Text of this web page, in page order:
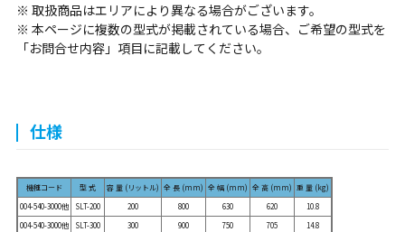
※ 取扱商品はエリアにより異なる場合がございます。
※ 本ページに複数の型式が掲載されている場合、ご希望の型式を
「お問合せ内容」項目に記載してください。
仕様
機種コード 型 式 容 量 (リットル) 全 長 (mm) 全 幅 (mm) 全 高 (mm) 重 量 (kg)
004-540-3000他
SLT-200 200 800 630 620
10.8
004-540-3000他
SLT-300 300 900 750 705
14.8